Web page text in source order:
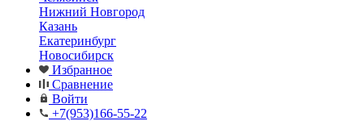
Нижний Новгород
Казань
Екатеринбург
Новосибирск
Избранное
Сравнение
Войти
+7(953)166-55-22